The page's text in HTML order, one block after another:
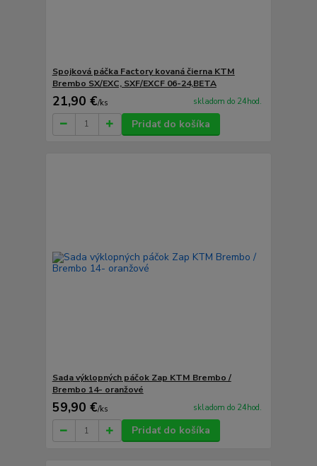
Spojková páčka Factory kovaná čierna KTM
Brembo SX/EXC, SXF/EXCF 06-24,BETA
21,90 €/ks skladom do 24hod.
Pridať do košíka
Sada výklopných páčok Zap KTM Brembo /
Brembo 14- oranžové
59,90 €/ks skladom do 24hod.
Pridať do košíka